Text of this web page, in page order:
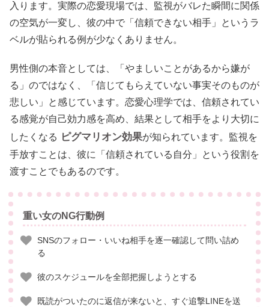
入ります。実際の恋愛現場では、監視がバレた瞬間に関係
の空気が一変し、彼の中で「信頼できない相手」というラ
ベルが貼られる例が少なくありません。
男性側の本音としては、「やましいことがあるから嫌が
る」のではなく、「信じてもらえていない事実そのものが
悲しい」と感じています。恋愛心理学では、信頼されてい
る感覚が自己効力感を高め、結果として相手をより大切に
したくなる ピグマリオン効果が知られています。監視を
手放すことは、彼に「信頼されている自分」という役割を
渡すことでもあるのです。
重い女のNG行動例
SNSのフォロー・いいね相手を逐一確認して問い詰め
る
彼のスケジュールを全部把握しようとする
既読がついたのに返信が来ないと、すぐ追撃LINEを送